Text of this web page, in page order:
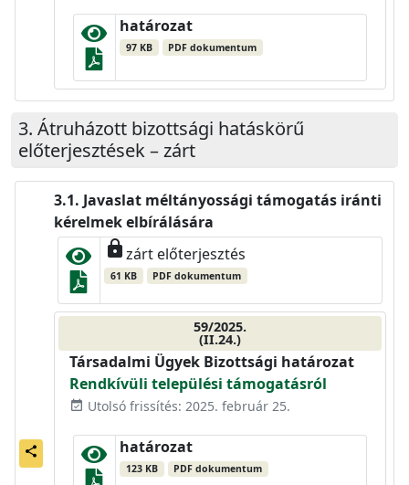
határozat
97 KB PDF dokumentum
Átruházott bizottsági hatáskörű
előterjesztések – zárt
share
Javaslat méltányossági támogatás iránti
kérelmek elbírálására
lockzárt előterjesztés
61 KB PDF dokumentum
59/2025.
(II.24.)
Társadalmi Ügyek Bizottsági határozat
Rendkívüli települési támogatásról
event_available Utolsó frissítés: 2025. február 25.
határozat
123 KB PDF dokumentum